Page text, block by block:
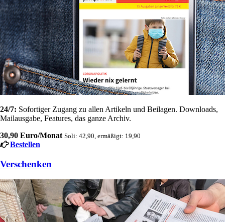
24/7: Sofortiger Zugang zu allen Artikeln und Beilagen. Downloads,
Mailausgabe, Features, das ganze Archiv.
30,90 Euro/Monat Soli: 42,90, ermäßigt: 19,90
Bestellen
Verschenken